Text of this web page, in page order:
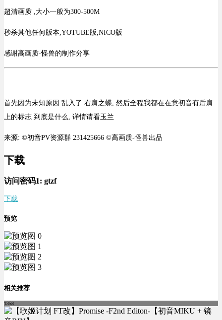
超清画质 ,大小一般为300-500M
秒杀其他任何版本,YOTUBE版,NICO版
感谢高画质-怪兽的制作分享
首先因为未知原因 乱入了 右肩之蝶, 然后全程我都在在意初音有后肩
上的标志 到底是什么, 详情请看玉兰
来源: ©初音PV资源群 231425666 ©高画质-怪兽出品
下载
访问密码1: gtzf
下载
预览
相关推荐
1358